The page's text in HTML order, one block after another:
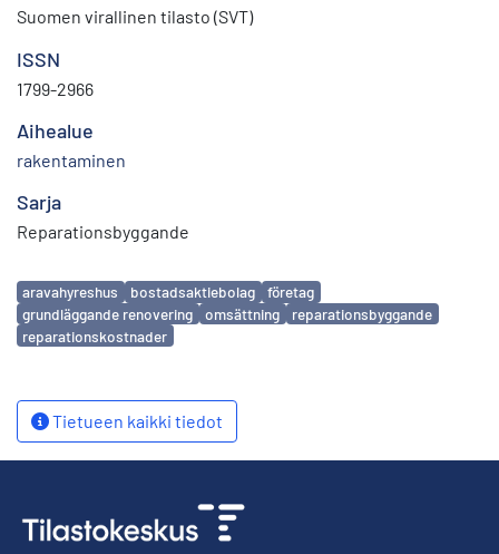
Suomen virallinen tilasto (SVT)
ISSN
1799-2966
Aihealue
rakentaminen
Sarja
Reparationsbyggande
Avainsanat
aravahyreshus bostadsaktiebolag
företag
grundläggande renovering
omsättning
reparationsbyggande
reparationskostnader
Tietueen kaikki tiedot